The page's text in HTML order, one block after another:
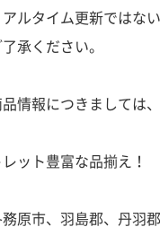
ルタイム更新ではな
承ください。
情報につきましては
ット豊富な品揃え！
原市、羽島郡、丹羽